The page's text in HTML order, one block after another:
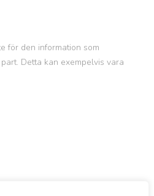
för den information som
Detta kan exempelvis vara